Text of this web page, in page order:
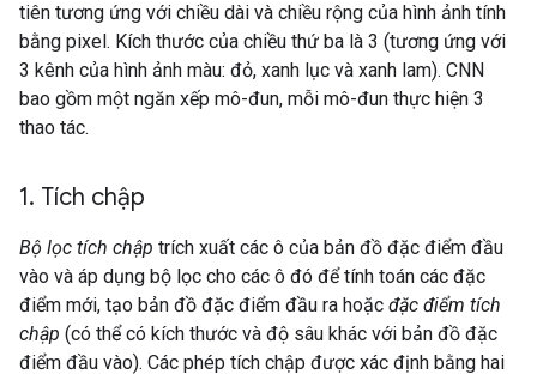
tiên tương ứng với chiều dài và chiều rộng của hình ảnh tính
bằng pixel. Kích thước của chiều thứ ba là 3 (tương ứng với
3 kênh của hình ảnh màu: đỏ, xanh lục và xanh lam). CNN
bao gồm một ngăn xếp mô-đun, mỗi mô-đun thực hiện 3
thao tác.
1. Tích chập
Bộ lọc tích chập trích xuất các ô của bản đồ đặc điểm đầu
vào và áp dụng bộ lọc cho các ô đó để tính toán các đặc
điểm mới, tạo bản đồ đặc điểm đầu ra hoặc đặc điểm tích
chập (có thể có kích thước và độ sâu khác với bản đồ đặc
điểm đầu vào). Các phép tích chập được xác định bằng hai